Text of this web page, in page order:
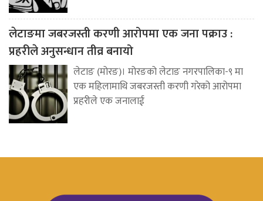
लेटाङमा जबरजस्ती करणी आरोपमा एक जना पक्राउ :
प्रहरीले अनुसन्धान तीव्र बनायो
लेटाङ (मोरङ)। मोरङको लेटाङ नगरपालिका-९ मा
एक महिलामाथि जबरजस्ती करणी गरेको आरोपमा
प्रहरीले एक जनालाई